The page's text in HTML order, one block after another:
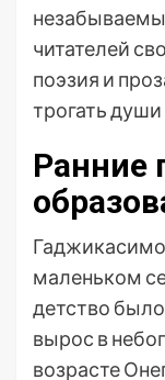
читателей
поэзия и
трогать
Ранние
маленьком
детство
вырос в
возрасте